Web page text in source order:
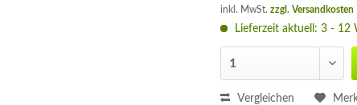
inkl. MwSt.zzgl. Versandkosten
Lieferzeit aktuell: 3 - 12
Vergleichen